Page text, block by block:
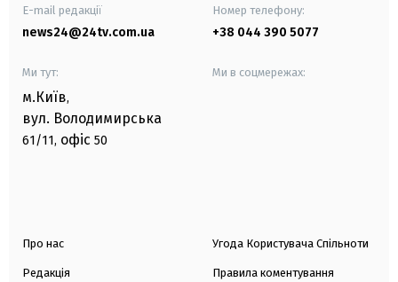
E-mail редакції
news24@24tv.com.ua
Номер телефону:
+38 044 390 5077
Ми тут:
м.Київ,
вул. Володимирська
61/11, офіс 50
Ми в соцмережах:
Про нас
Редакція
Угода Користувача Спільноти
Правила коментування